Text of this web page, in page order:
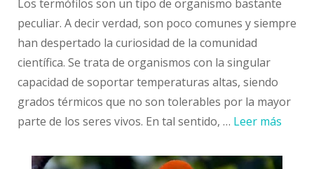
Los termófilos son un tipo de organismo bastante
peculiar. A decir verdad, son poco comunes y siempre
han despertado la curiosidad de la comunidad
científica. Se trata de organismos con la singular
capacidad de soportar temperaturas altas, siendo
grados térmicos que no son tolerables por la mayor
parte de los seres vivos. En tal sentido, … Leer más